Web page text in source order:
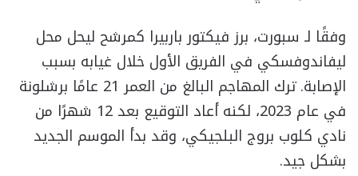
وفقًا لـ سبورت، برز فيكتور باربيرا كمرشح ليحل محل
ليفاندوفسكي في الفريق الأول خلال غيابه بسبب
الإصابة. ترك المهاجم البالغ من العمر 21 عامًا برشلونة
في عام 2023، لكنه أعاد التوقيع بعد 12 شهرًا من
نادي كلوب بروج البلجيكي، وقد بدأ الموسم الجديد
بشكل جيد.